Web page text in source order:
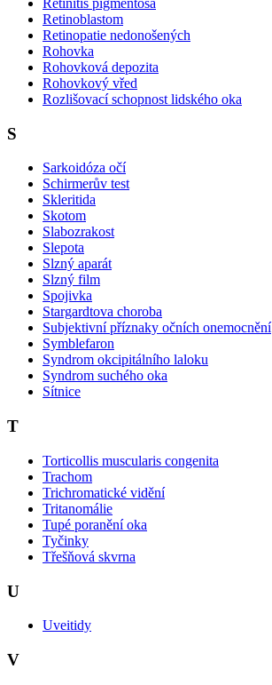
Retinitis pigmentosa
Retinoblastom
Retinopatie nedonošených
Rohovka
Rohovková depozita
Rohovkový vřed
Rozlišovací schopnost lidského oka
S
Sarkoidóza očí
Schirmerův test
Skleritida
Skotom
Slabozrakost
Slepota
Slzný aparát
Slzný film
Spojivka
Stargardtova choroba
Subjektivní příznaky očních onemocnění
Symblefaron
Syndrom okcipitálního laloku
Syndrom suchého oka
Sítnice
T
Torticollis muscularis congenita
Trachom
Trichromatické vidění
Tritanomálie
Tupé poranění oka
Tyčinky
Třešňová skvrna
U
Uveitidy
V